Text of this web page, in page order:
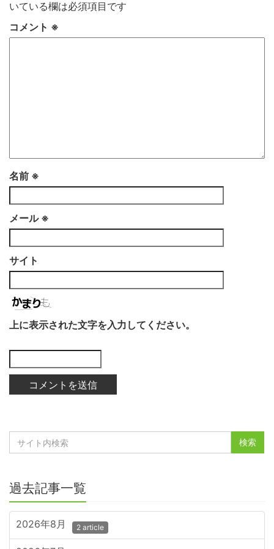
いている欄は必須項目です
コメント ※
名前 ※
メール ※
サイト
上に表示された文字を入力してください。
過去記事一覧
2026年8月 2 article